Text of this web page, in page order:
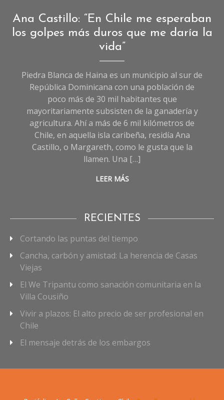
Crónicas
de
Sociedad
Ana Castillo: “En Chile me esperaban
los golpes más duros que me daría la
vida”
Piedra Blanca de Haina es un municipio al sur de
República Dominicana con una población de
poco más de 30 mil habitantes que
mayoritariamente subsisten de la ganadería y
agricultura. Ahí a más de 6 mil kilómetros de
Chile, en aquella isla caribeña, residía Ana
Castillo, o Margareth, como le gusta que la
llamen. Una […]
LEER MÁS
RECIENTES
Cortando las puntas del tiempo
Cancha, carbón y amistad: La herencia de Casas
Viejas
El We Tripantu como sanación comunitaria en la
Villa Cousiño
Vivir a plazos: El alto precio de ser profesional en
Chile
El mensaje detrás de los embargos